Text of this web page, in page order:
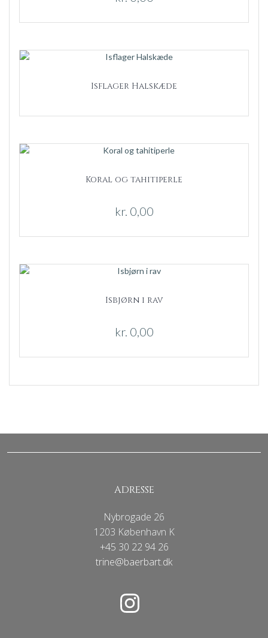
Isflager Halskæde
Koral og tahitiperle
kr. 0,00
Isbjørn i rav
kr. 0,00
ADRESSE
Nybrogade 26
1203 København K
+45 30 22 94 26
trine@baerbart.dk